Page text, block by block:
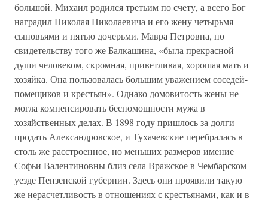
большой. Михаил родился третьим по счету, а всего Бог
наградил Николая Николаевича и его жену четырьмя
сыновьями и пятью дочерьми. Мавра Петровна, по
свидетельству того же Балкашина, «была прекрасной
души человеком, скромная, приветливая, хорошая мать и
хозяйка. Она пользовалась большим уважением соседей-
помещиков и крестьян». Однако домовитость жены не
могла компенсировать беспомощности мужа в
хозяйственных делах. В 1898 году пришлось за долги
продать Александровское, и Тухачевские перебралась в
столь же расстроенное, но меньших размеров имение
Софьи Валентиновны близ села Вражское в Чембарском
уезде Пензенской губернии. Здесь они проявили такую
же нерасчетливость в отношениях с крестьянами, как и в